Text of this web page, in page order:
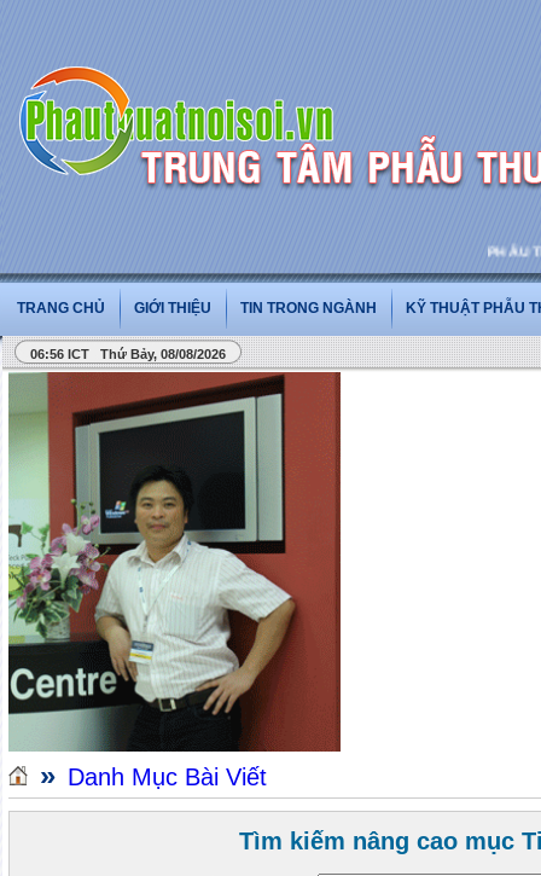
PHẪU
TRANG CHỦ GIỚI THIỆU TIN TRONG NGÀNH KỸ THUẬT PHẪU
06:56 ICT Thứ Bảy, 08/08/2026
» Danh Mục Bài Viết
Tìm kiếm nâng cao mục